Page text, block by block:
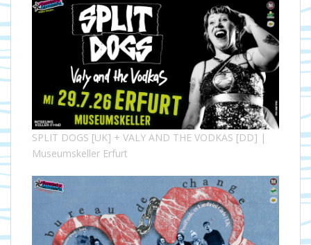
SPLIT DOGS [UK] + VALY AND THE VODKAS [DD] |
Museumskeller Erfurt